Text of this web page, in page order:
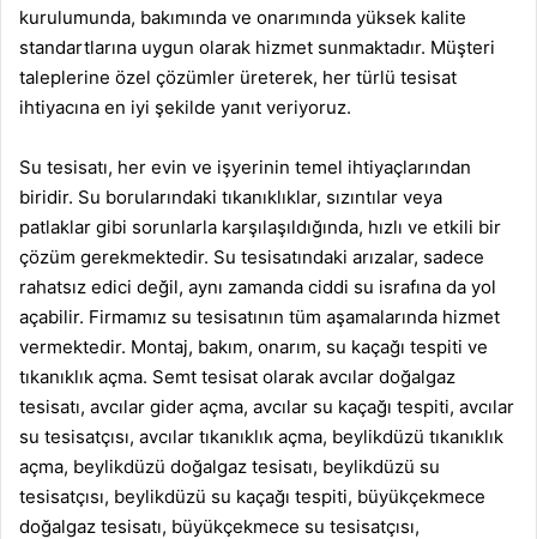
kurulumunda, bakımında ve onarımında yüksek kalite
standartlarına uygun olarak hizmet sunmaktadır. Müşteri
taleplerine özel çözümler üreterek, her türlü tesisat
ihtiyacına en iyi şekilde yanıt veriyoruz.
Su tesisatı, her evin ve işyerinin temel ihtiyaçlarından
biridir. Su borularındaki tıkanıklıklar, sızıntılar veya
patlaklar gibi sorunlarla karşılaşıldığında, hızlı ve etkili bir
çözüm gerekmektedir. Su tesisatındaki arızalar, sadece
rahatsız edici değil, aynı zamanda ciddi su israfına da yol
açabilir. Firmamız su tesisatının tüm aşamalarında hizmet
vermektedir. Montaj, bakım, onarım, su kaçağı tespiti ve
tıkanıklık açma. Semt tesisat olarak avcılar doğalgaz
tesisatı, avcılar gider açma, avcılar su kaçağı tespiti, avcılar
su tesisatçısı, avcılar tıkanıklık açma, beylikdüzü tıkanıklık
açma, beylikdüzü doğalgaz tesisatı, beylikdüzü su
tesisatçısı, beylikdüzü su kaçağı tespiti, büyükçekmece
doğalgaz tesisatı, büyükçekmece su tesisatçısı,